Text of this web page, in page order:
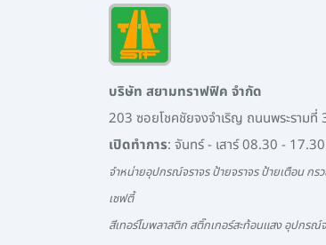
บริษัท สยามทราฟฟิค จำกัด
203 ซอยโชคชัยจงจำเริญ ถนนพระรามที่
เปิดทำการ: จันทร์ - เสาร์ 08.30 -
จำหน่ายอุปกรณ์จราจร ป้ายจราจร ป้ายเตือน กร
เซฟตี้
สีเทอร์โมพลาสติก สติ๊กเกอร์สะท้อนแสง อุปกรณ์